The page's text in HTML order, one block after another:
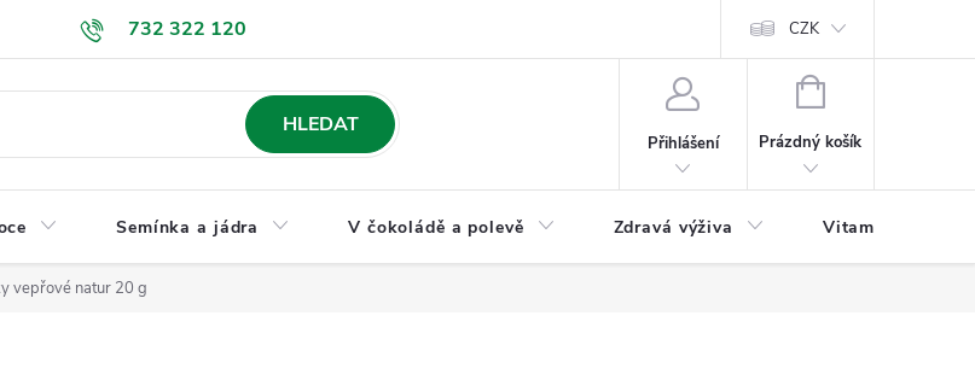
732 322 120
a ochrana osobních údajů Jak nakupovat Formulář pro odstoupení od
CZK
HLEDAT
Přihlášení
NÁKUPNÍ
Prázdný košík
Semínka a jádra V čokoládě a polevě Zdravá výživa Vitamíny a
vepřové natur 20 g